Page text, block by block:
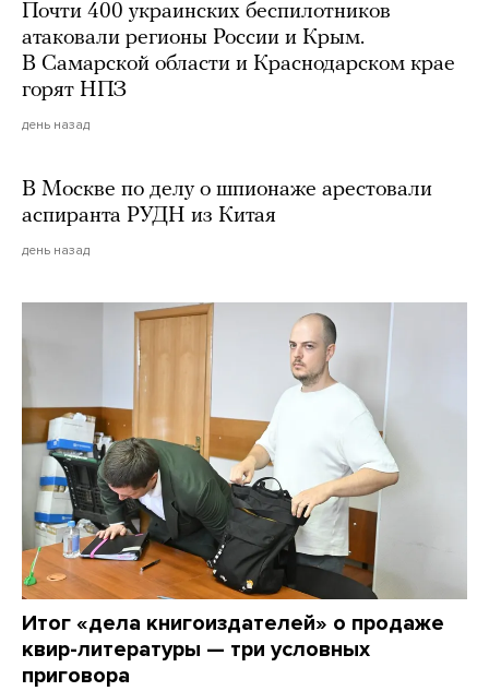
Почти 400 украинских беспилотников
атаковали регионы России и Крым.
В Самарской области и Краснодарском крае
горят НПЗ
день назад
В Москве по делу о шпионаже арестовали
аспиранта РУДН из Китая
день назад
Итог «дела книгоиздателей» о продаже
квир-литературы — три условных
приговора